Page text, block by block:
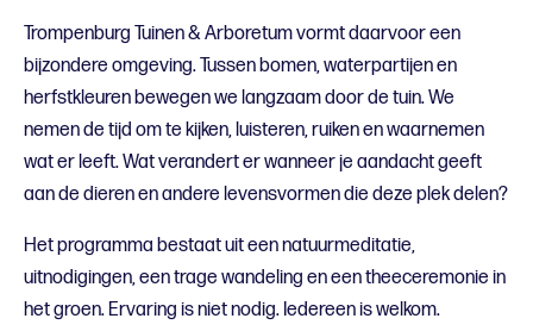
Trompenburg Tuinen & Arboretum vormt daarvoor een
bijzondere omgeving. Tussen bomen, waterpartijen en
herfstkleuren bewegen we langzaam door de tuin. We
nemen de tijd om te kijken, luisteren, ruiken en waarnemen
wat er leeft. Wat verandert er wanneer je aandacht geeft
aan de dieren en andere levensvormen die deze plek delen?
Het programma bestaat uit een natuurmeditatie,
uitnodigingen, een trage wandeling en een theeceremonie in
het groen. Ervaring is niet nodig. Iedereen is welkom.